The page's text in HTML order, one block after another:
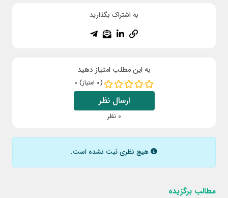
به اشتراک بگذارید
به این مطلب امتیاز دهید
(0 امتیاز) 0
0 نظر
ارسال نظر
هیچ نظری ثبت نشده است.
مطالب برگزیده